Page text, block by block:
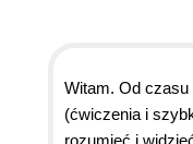
Witam. Od czasu
(ćwiczenia i